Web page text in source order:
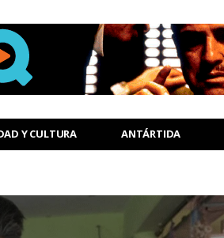
Y CULTURA ANTÁRTIDA